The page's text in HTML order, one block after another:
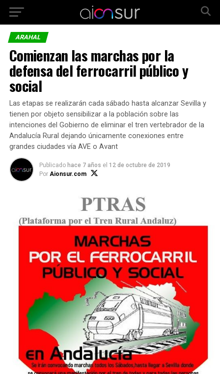
ARAHAL
Comienzan las marchas por la
defensa del ferrocarril público y
social
Las etapas se realizarán cada sábado hasta alcanzar Sevilla y
tienen por objeto sensibilizar a la población sobre las
intenciones del Gobierno de eliminar el tren vertebrador de la
Andalucía Rural dejando únicamente conexiones entre
grandes ciudades vía AVE o Avant
Publicado hace 7 años el 12 de octubre de 2019
Por Aionsur.com